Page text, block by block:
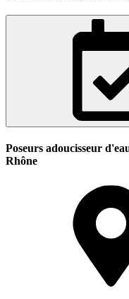
Poseurs adoucisseur
Rhône